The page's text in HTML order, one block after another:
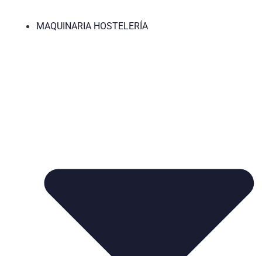
MAQUINARIA HOSTELERÍA